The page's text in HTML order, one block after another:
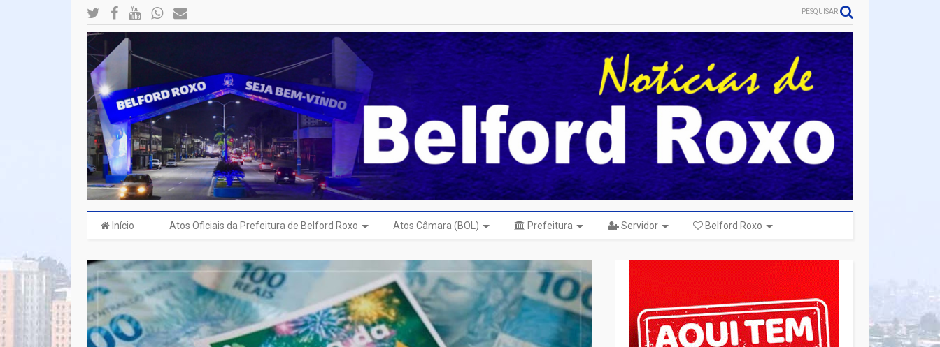
PESQUISAR
Início Atos Oficiais da Prefeitura de Belford Roxo Atos Câmara (BOL) Prefeitura Servidor Belford Roxo